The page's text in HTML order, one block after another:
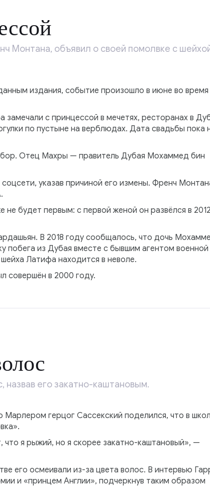
Монтана, объявил о своей помолвке с
издания, событие произошло в июне во время
с принцессой в мечетях, ресторанах в
по пустыне на верблюдах. Дата свадьбы пока
Отец Махры — правитель Дубая Мохаммед бин
указав причиной его измены. Френч
будет первым: с первой женой он развёлся в 2012
В 2018 году сообщалось, что дочь
из Дубая вместе с бывшим агентом военной
Латифа находится в неволе.
совершён в 2000 году.
назвав его закатно-каштановым.
герцог Сассекский поделился, что в
я рыжий, но я скорее закатно-каштановый», —
его осмеивали из-за цвета волос. В интервью
и «принцем Англии», подчеркнув таким образом